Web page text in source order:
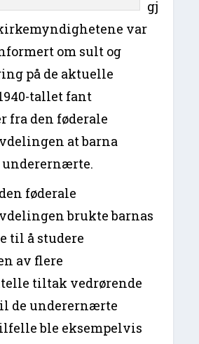
gj
var
om sult og
på de aktuelle
tallet fant
fra den føderale
at barna
føderale
brukte barnas
til å studere
av flere
tiltak vedrørende
de underernærte
ble eksempelvis